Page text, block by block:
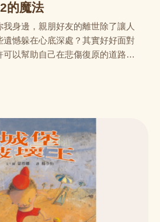
的魔法
身邊，親朋好友的離世除了讓人
憾躲在心底深處？其實好好面對
以幫助自己在悲傷復原的道路上